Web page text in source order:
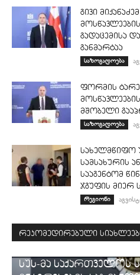
გივი
გადაცემისა
განმარტაა
საზოგადოება
ფორმის
მშობელი
საზოგადოება
სახელმწიფო
სამსახურის
სააგენტომ
ჯგუფის მიერ
რეგიონი
რეკომედირებული
სუს-მა საქართველოს